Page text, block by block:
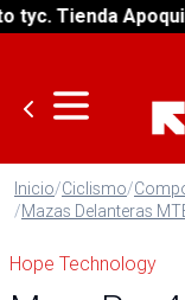
Tienda
Inicio/Ciclismo/
/Mazas Delanteras
Hope Technology